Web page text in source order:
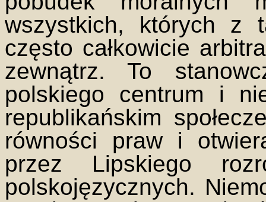
wszystkich, których z
często całkowicie
zewnątrz. To
polskiego centrum i
republikańskim
równości praw i
przez Lipskiego
polskojęzycznych.